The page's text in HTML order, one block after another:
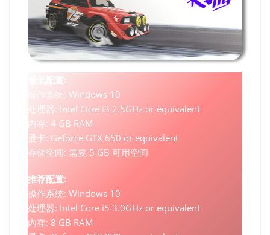
最低配置:
操作系统: Windows 10
处理器: Intel Core i3 2.5GHz or equivalent
内存: 4 GB RAM
显卡: Geforce GTX 650 or equivalent
存储空间: 需要 5 GB 可用空间
推荐配置:
操作系统: Windows 10
处理器: Intel Core i5 3.0GHz or equivalent
内存: 8 GB RAM